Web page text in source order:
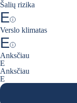
Šalių rizika
E
Help
Verslo klimatas
E
Help
Anksčiau
E
Anksčiau
E